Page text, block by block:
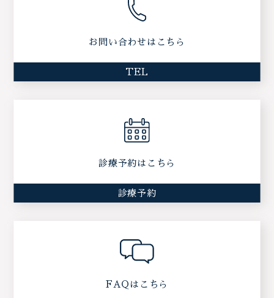
お問い合わせはこちら
TEL
診療予約はこちら
診療予約
FAQはこちら